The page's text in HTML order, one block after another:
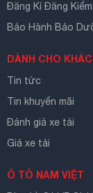
Đăng Kí Đăng Kiểm
Bảo Hành Bảo
DÀNH CHO
Tin tức
Tin khuyến mãi
Đánh giá xe tải
Giá xe tải
Ô TÔ NAM VIỆT